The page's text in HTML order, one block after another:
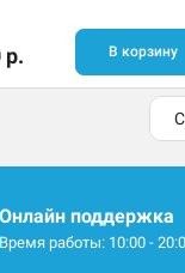
р. В корзину
Онлайн поддержка
Время работы: 10:00 -